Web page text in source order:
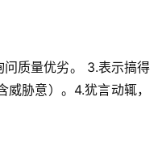
问质量优劣。 3.表示搞得
胁意）。4.犹言动辄，